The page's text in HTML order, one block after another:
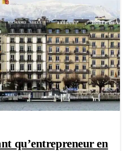
-
qu’entrepreneur en